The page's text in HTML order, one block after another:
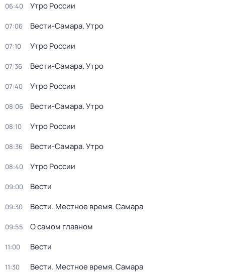
06:40 Утро России
07:06 Вести-Самара. Утро
07:10 Утро России
07:36 Вести-Самара. Утро
07:40 Утро России
08:06 Вести-Самара. Утро
08:10 Утро России
08:36 Вести-Самара. Утро
08:40 Утро России
09:00 Вести
09:30 Вести. Местное время. Самара
09:55 О самом главном
11:00 Вести
11:30 Вести. Местное время. Самара